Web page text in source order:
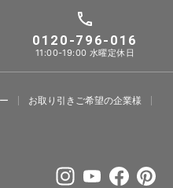
0120-796-016
11:00-19:00 水曜定休日
お取り引きご希望の企業様